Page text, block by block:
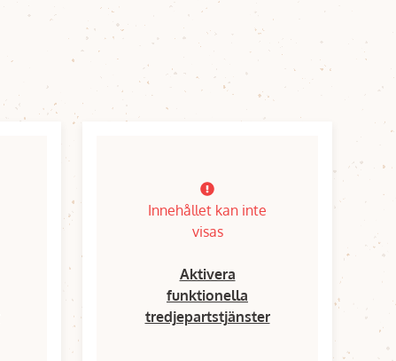
Innehållet kan inte
visas
Aktivera
funktionella
tredjepartstjänster